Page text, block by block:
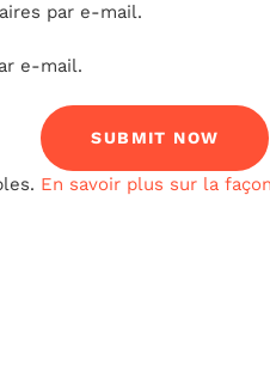
par e-mail.
e-mail.
En savoir plus sur la